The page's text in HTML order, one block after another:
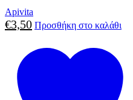
Apivita
€3,50 Προσθήκη στο καλάθι